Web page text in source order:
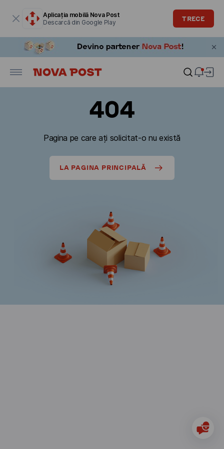
Aplicația mobilă Nova Post
Descarcă din Google Play
TRECE
404
Pagina pe care ați solicitat-o nu există
LA PAGINA PRINCIPALĂ